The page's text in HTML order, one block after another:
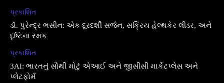
પ્રકાશિત
ડૉ. પુરેન્દ્ર ભસીન: એક દૂરદર્શી સર્જન, સક્રિય હેલ્થકેર લીડર, અને
દૃષ્ટિના રક્ષક
પ્રકાશિત
3AI: ભારતનું સૌથી મોટું એઆઈ અને જીસીસી માર્કેટપ્લેસ અને
પ્લેટફોર્મ